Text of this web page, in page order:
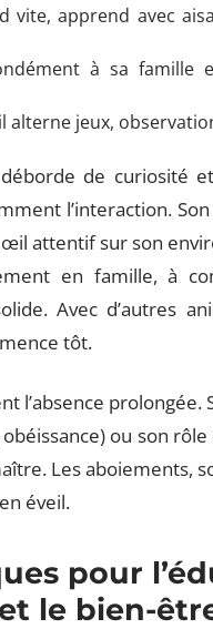
vite, apprend avec
à sa famille
alterne jeux,
de curiosité
l’interaction. Son
attentif sur son
en famille, à
Avec d’autres
tôt.
l’absence prolongée.
ou son
Les aboiements,
éveil.
pour
le bien-